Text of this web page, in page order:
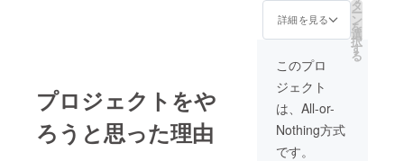
プロジェクトをや
ろうと思った理由
報告します。
Youtube動画の
します。（表示
は1年間としま
す。）
詳細を見る
タ
ー
ン
を
選
択
す
る
このプロ
ジェクト
は、All-or-
Nothing方式
です。